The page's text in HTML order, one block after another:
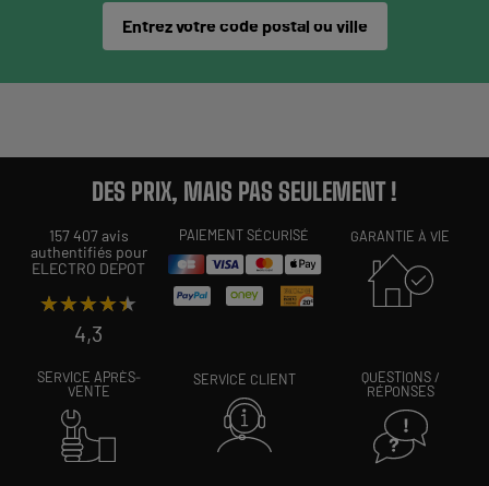
Entrez votre code postal ou ville
DES PRIX, MAIS PAS SEULEMENT !
157 407 avis
authentifiés pour
ELECTRO DEPOT
★★★★★
★★★★★
4,3
PAIEMENT SÉCURISÉ GARANTIE À VIE
SERVICE APRÈS-
VENTE
SERVICE CLIENT
QUESTIONS /
RÉPONSES